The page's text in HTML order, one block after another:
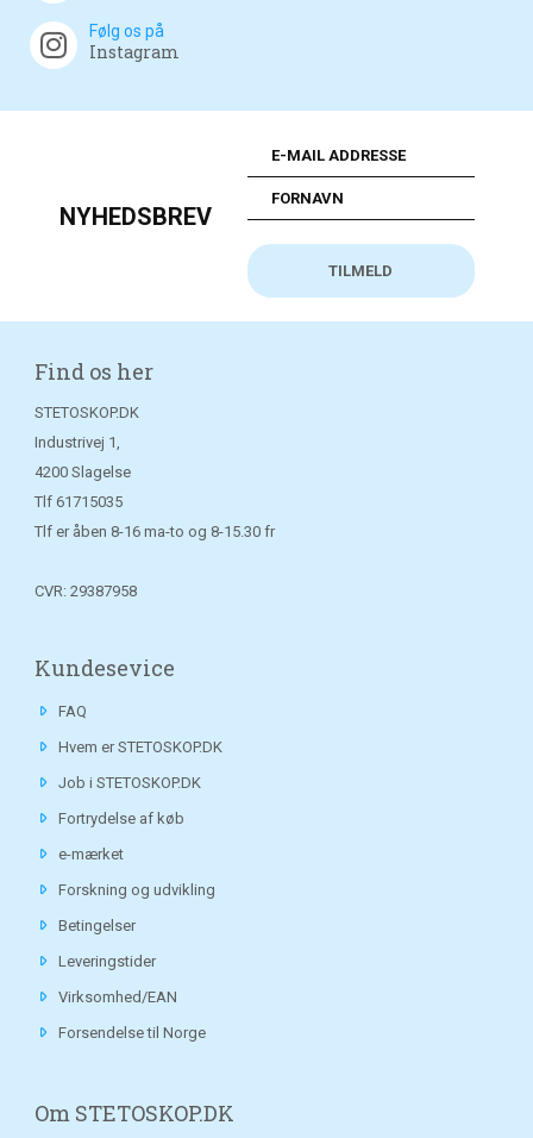
Følg os på
Instagram
NYHEDSBREV
Find os her
STETOSKOP.DK
Industrivej 1,
4200 Slagelse
Tlf 61715035
Tlf er åben 8-16 ma-to og 8-15.30 fr
CVR: 29387958
Kundesevice
FAQ
Hvem er STETOSKOP.DK
Job i STETOSKOP.DK
Fortrydelse af køb
e-mærket
Forskning og udvikling
Betingelser
Leveringstider
Virksomhed/EAN
Forsendelse til Norge
Om STETOSKOP.DK